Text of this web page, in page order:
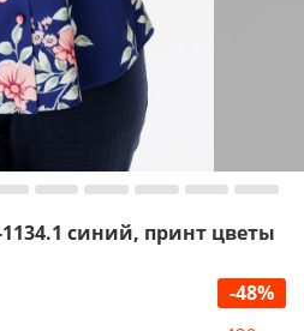
синий, принт цветы
-48%